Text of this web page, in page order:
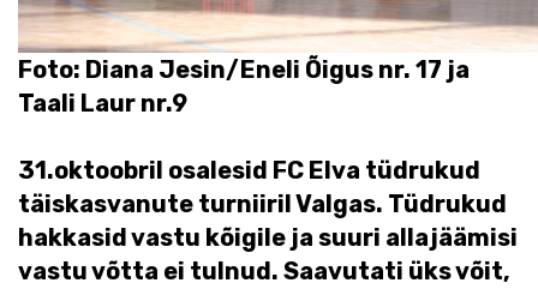
Foto: Diana Jesin/Eneli Õigus nr. 17 ja
Taali Laur nr.9
31.oktoobril osalesid FC Elva tüdrukud
täiskasvanute turniiril Valgas. Tüdrukud
hakkasid vastu kõigile ja suuri allajäämisi
vastu võtta ei tulnud. Saavutati üks võit,